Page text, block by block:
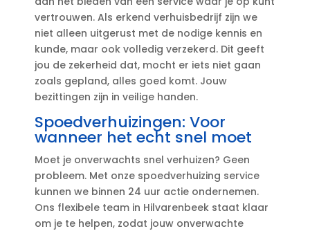
vertrouwen.​ Als erkend verhuisbedrijf zijn we
niet alleen uitgerust met de nodige kennis en
kunde, maar ook volledig verzekerd.​ Dit geeft
jou de zekerheid dat, mocht er iets niet gaan
zoals gepland, alles goed komt.​ Jouw
bezittingen zijn in veilige handen.​
Spoedverhuizingen: Voor
wanneer het echt snel moet
Moet je onverwachts snel verhuizen? Geen
probleem.​ Met onze spoedverhuizing service
kunnen we binnen 24 uur actie ondernemen.​
Ons flexibele team in Hilvarenbeek staat klaar
om je te helpen, zodat jouw onverwachte